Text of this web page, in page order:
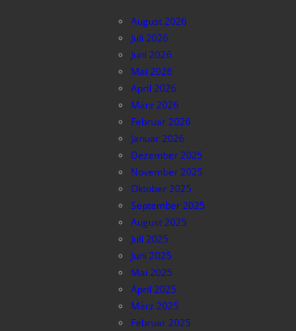
August 2026
Juli 2026
Juni 2026
Mai 2026
April 2026
März 2026
Februar 2026
Januar 2026
Dezember 2025
November 2025
Oktober 2025
September 2025
August 2025
Juli 2025
Juni 2025
Mai 2025
April 2025
März 2025
Februar 2025